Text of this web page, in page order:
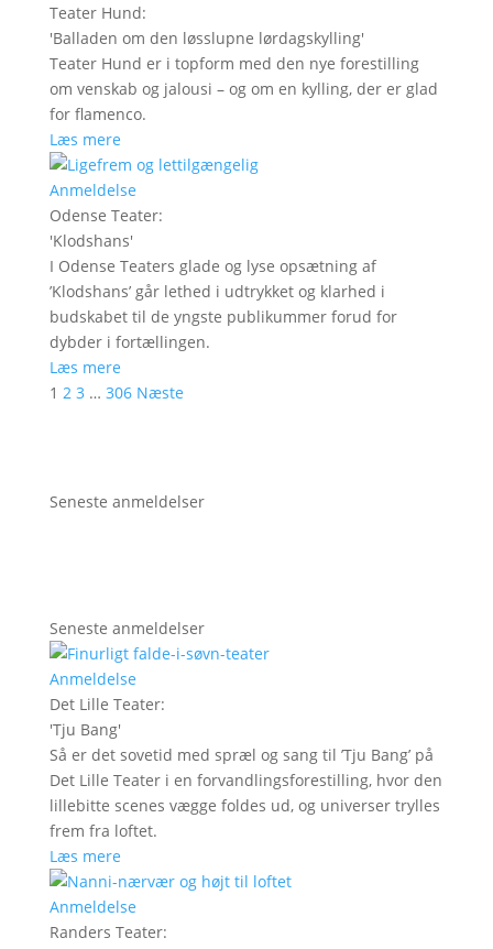
Teater Hund:
'Balladen om den løsslupne lørdagskylling'
Teater Hund er i topform med den nye forestilling
om venskab og jalousi – og om en kylling, der er glad
for flamenco.
Læs mere
Anmeldelse
Odense Teater:
'Klodshans'
I Odense Teaters glade og lyse opsætning af
’Klodshans’ går lethed i udtrykket og klarhed i
budskabet til de yngste publikummer forud for
dybder i fortællingen.
Læs mere
1 2 3 … 306 Næste
Seneste anmeldelser
Seneste anmeldelser
Anmeldelse
Det Lille Teater:
'Tju Bang'
Så er det sovetid med spræl og sang til ’Tju Bang’ på
Det Lille Teater i en forvandlingsforestilling, hvor den
lillebitte scenes vægge foldes ud, og universer trylles
frem fra loftet.
Læs mere
Anmeldelse
Randers Teater: